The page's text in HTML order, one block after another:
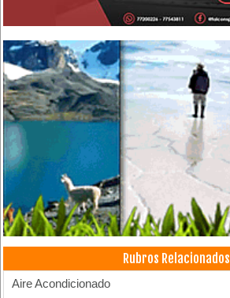
Rubros Relacionados
Aire Acondicionado